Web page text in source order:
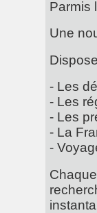
Parmis
Une
- Les
- Les
- Les
- La
-